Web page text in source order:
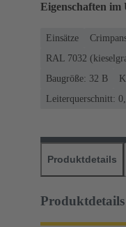
Eigenschaften im
Einsätze
RAL 7032
Baugröße: 32 B
Leiterquerschnitt:
Produktdetails
Produktdetails